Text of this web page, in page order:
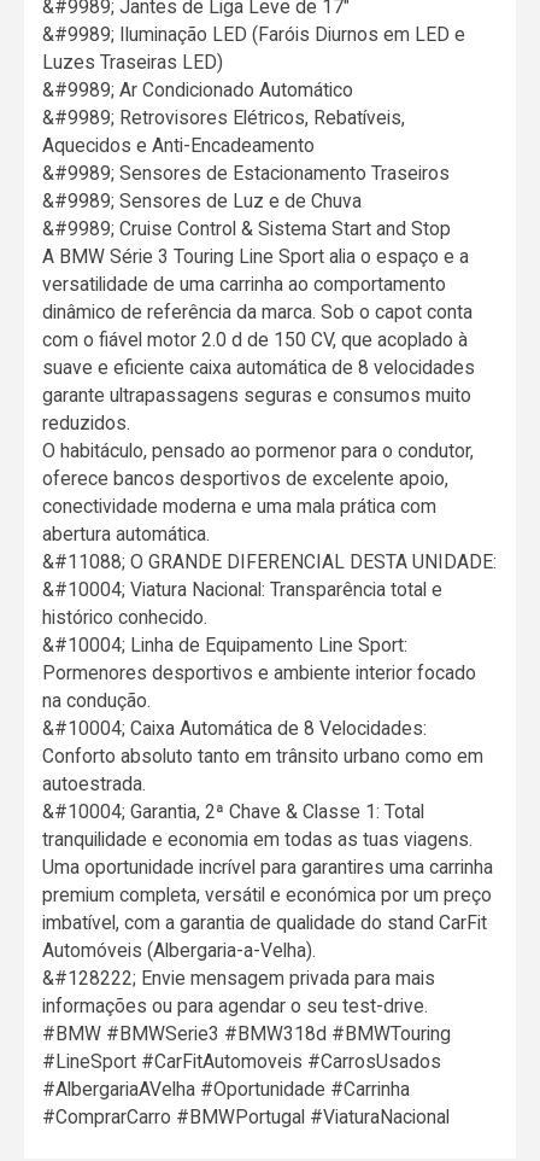
&#9989; Jantes de Liga Leve de 17"
&#9989; Iluminação LED (Faróis Diurnos em LED e
Luzes Traseiras LED)
&#9989; Ar Condicionado Automático
&#9989; Retrovisores Elétricos, Rebatíveis,
Aquecidos e Anti-Encadeamento
&#9989; Sensores de Estacionamento Traseiros
&#9989; Sensores de Luz e de Chuva
&#9989; Cruise Control & Sistema Start and Stop
A BMW Série 3 Touring Line Sport alia o espaço e a
versatilidade de uma carrinha ao comportamento
dinâmico de referência da marca. Sob o capot conta
com o fiável motor 2.0 d de 150 CV, que acoplado à
suave e eficiente caixa automática de 8 velocidades
garante ultrapassagens seguras e consumos muito
reduzidos.
O habitáculo, pensado ao pormenor para o condutor,
oferece bancos desportivos de excelente apoio,
conectividade moderna e uma mala prática com
abertura automática.
&#11088; O GRANDE DIFERENCIAL DESTA UNIDADE:
&#10004; Viatura Nacional: Transparência total e
histórico conhecido.
&#10004; Linha de Equipamento Line Sport:
Pormenores desportivos e ambiente interior focado
na condução.
&#10004; Caixa Automática de 8 Velocidades:
Conforto absoluto tanto em trânsito urbano como em
autoestrada.
&#10004; Garantia, 2ª Chave & Classe 1: Total
tranquilidade e economia em todas as tuas viagens.
Uma oportunidade incrível para garantires uma carrinha
premium completa, versátil e económica por um preço
imbatível, com a garantia de qualidade do stand CarFit
Automóveis (Albergaria-a-Velha).
&#128222; Envie mensagem privada para mais
informações ou para agendar o seu test-drive.
#BMW #BMWSerie3 #BMW318d #BMWTouring
#LineSport #CarFitAutomoveis #CarrosUsados
#AlbergariaAVelha #Oportunidade #Carrinha
#ComprarCarro #BMWPortugal #ViaturaNacional